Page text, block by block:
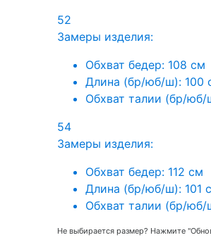
52
Замеры изделия:
Обхват бедер: 108 см
Длина (бр/юб/ш): 100
Обхват талии (бр/юб/
54
Замеры изделия:
Обхват бедер: 112 см
Длина (бр/юб/ш): 101
Обхват талии (бр/юб/
Не выбирается размер? Нажмите